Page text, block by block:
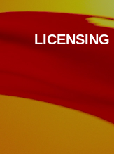
LICENSING